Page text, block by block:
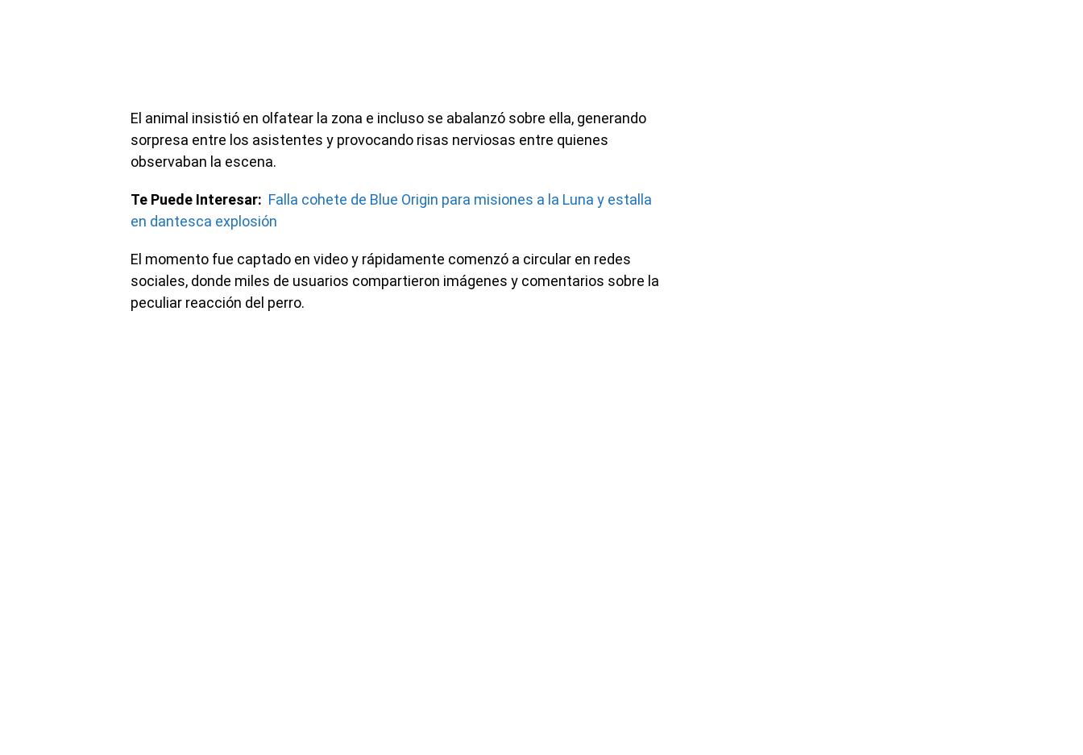
El animal insistió en olfatear la zona e incluso se abalanzó sobre ella, generando
sorpresa entre los asistentes y provocando risas nerviosas entre quienes
observaban la escena.
Te Puede Interesar: Falla cohete de Blue Origin para misiones a la Luna y estalla
en dantesca explosión
El momento fue captado en video y rápidamente comenzó a circular en redes
sociales, donde miles de usuarios compartieron imágenes y comentarios sobre la
peculiar reacción del perro.